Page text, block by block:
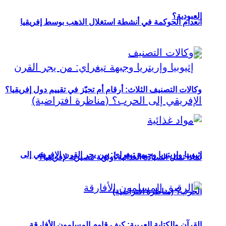
العبودية؟
إثيوبيا وإريتريا وجبهة تيغراي: من يجر القرن الإفريقي إلى
الحرب؟ (مناظرة افتراضية)
انعدام الحوكمة في أنشطة استغلال الذهب بوسط إفريقيا
وكالات التصنيف الثلاث: أرقام أم تحيّز في تقييم دول إفريقيا؟
لماذا تمثل السيادة الغذائية أولوية مصيرية لإفريقيا؟